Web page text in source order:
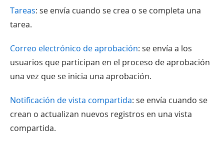
Tareas: se envía cuando se crea o se completa una
tarea.
Correo electrónico de aprobación: se envía a los
usuarios que participan en el proceso de aprobación
una vez que se inicia una aprobación.
Notificación de vista compartida: se envía cuando se
crean o actualizan nuevos registros en una vista
compartida.